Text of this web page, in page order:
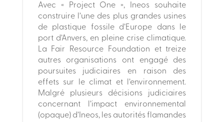
Avec « Project One », Ineos souhaite
construire l’une des plus grandes usines
de plastique fossile d’Europe dans le
port d’Anvers, en pleine crise climatique.
La Fair Resource Foundation et treize
autres organisations ont engagé des
poursuites judiciaires en raison des
effets sur le climat et l’environnement.
Malgré plusieurs décisions judiciaires
concernant l’impact environnemental
(opaque) d’Ineos, les autorités flamandes